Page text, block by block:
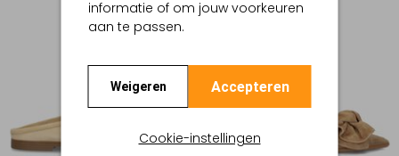
informatie of om jouw voorkeuren
aan te passen.
Weigeren Accepteren
Cookie-instellingen